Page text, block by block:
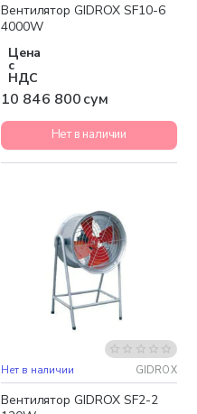
Вентилятор GIDROX SF10-6
4000W
Цена
с
НДС
10 846 800 сум
Нет в наличии
Нет в наличии GIDROX
Вентилятор GIDROX SF2-2